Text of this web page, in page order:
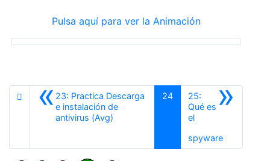
Pulsa aquí para ver la Animación
«23: Practica Descarga
e instalación de
antivirus (Avg)
24 »
25:
Qué es
el
spywareSiguiente